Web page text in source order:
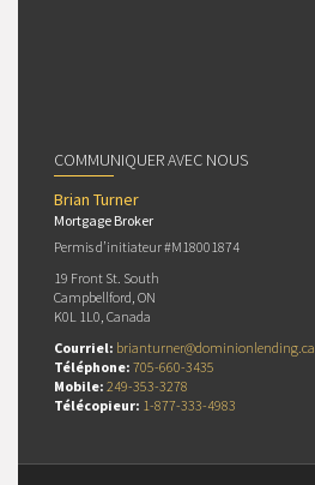
COMMUNIQUER AVEC NOUS
Brian Turner
Mortgage Broker
Permis d’initiateur #M18001874
19 Front St. South
Campbellford, ON
K0L 1L0, Canada
Courriel: brianturner@dominionlending.ca
Téléphone: 705-660-3435
Mobile: 249-353-3278
Télécopieur: 1-877-333-4983